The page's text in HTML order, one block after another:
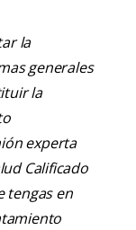
la
generales
la
experta
Calificado
tengas en